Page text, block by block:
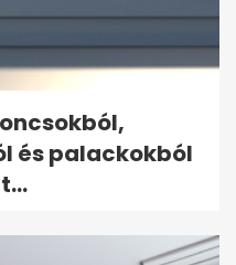
és palackokból